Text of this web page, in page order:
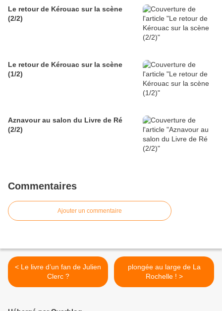
Le retour de Kérouac sur la scène
(2/2)
Le retour de Kérouac sur la scène
(1/2)
Aznavour au salon du Livre de Ré
(2/2)
Commentaires
Ajouter un commentaire
< Le livre d’un fan de Julien
Clerc ?
plongée au large de La
Rochelle ! >